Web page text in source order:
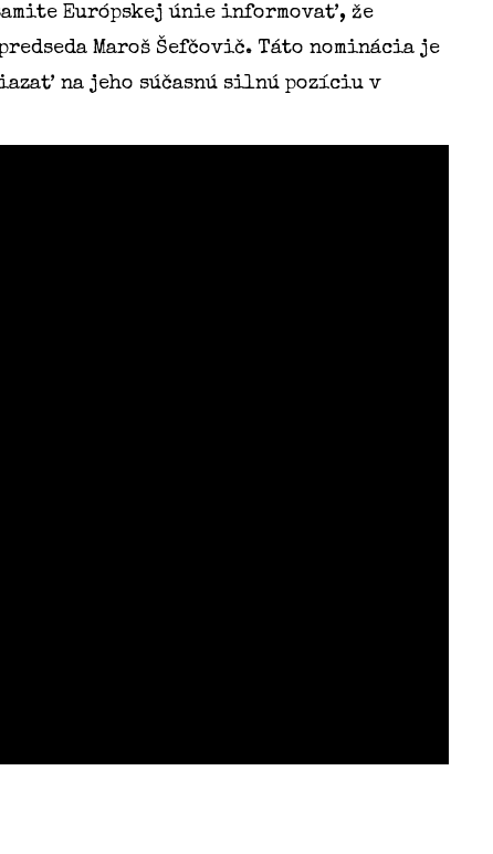
Európskej únie informovať, že
Maroš Šefčovič. Táto nominácia je
na jeho súčasnú silnú pozíciu v